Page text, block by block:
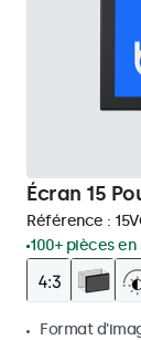
Écran 15
Référence :
100+ pièces
Format